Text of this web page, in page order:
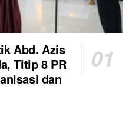
Abd. Azis
Titip 8 PR
dan